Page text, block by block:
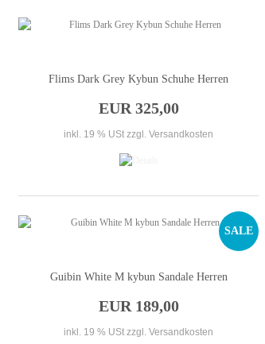
Flims Dark Grey Kybun Schuhe Herren
EUR 325,00
inkl. 19 % USt zzgl. Versandkosten
Guibin White M kybun Sandale Herren
EUR 189,00
inkl. 19 % USt zzgl. Versandkosten
SALE